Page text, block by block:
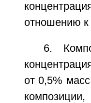
отношению
6.
от 0,5%